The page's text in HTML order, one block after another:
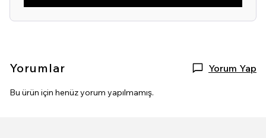
Yorumlar Yorum Yap
Bu ürün için henüz yorum yapılmamış.